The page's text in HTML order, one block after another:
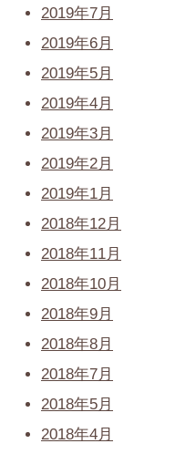
2019年7月
2019年6月
2019年5月
2019年4月
2019年3月
2019年2月
2019年1月
2018年12月
2018年11月
2018年10月
2018年9月
2018年8月
2018年7月
2018年5月
2018年4月